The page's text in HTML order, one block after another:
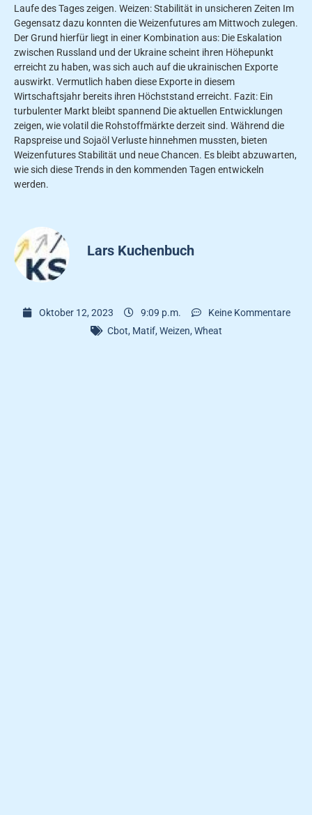
Laufe des Tages zeigen. Weizen: Stabilität in unsicheren Zeiten Im
Gegensatz dazu konnten die Weizenfutures am Mittwoch zulegen.
Der Grund hierfür liegt in einer Kombination aus: Die Eskalation
zwischen Russland und der Ukraine scheint ihren Höhepunkt
erreicht zu haben, was sich auch auf die ukrainischen Exporte
auswirkt. Vermutlich haben diese Exporte in diesem
Wirtschaftsjahr bereits ihren Höchststand erreicht. Fazit: Ein
turbulenter Markt bleibt spannend Die aktuellen Entwicklungen
zeigen, wie volatil die Rohstoffmärkte derzeit sind. Während die
Rapspreise und Sojaöl Verluste hinnehmen mussten, bieten
Weizenfutures Stabilität und neue Chancen. Es bleibt abzuwarten,
wie sich diese Trends in den kommenden Tagen entwickeln
werden.
Lars Kuchenbuch
Oktober 12, 2023 9:09 p.m.
Keine Kommentare
Cbot, Matif, Weizen, Wheat